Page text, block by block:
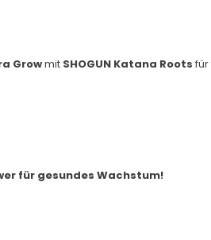
Growmit SHOGUN Katana Roots
für gesundes Wachstum!